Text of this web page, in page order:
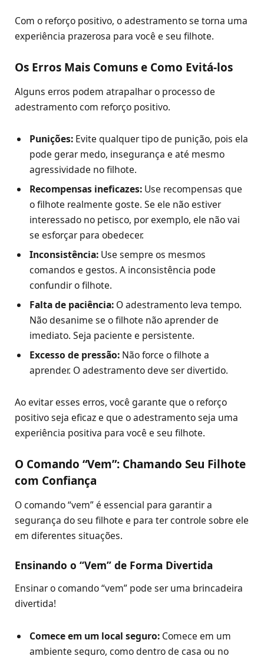
Com o reforço positivo, o adestramento se torna uma
experiência prazerosa para você e seu filhote.
Os Erros Mais Comuns e Como Evitá-los
Alguns erros podem atrapalhar o processo de
adestramento com reforço positivo.
Punições: Evite qualquer tipo de punição, pois ela
pode gerar medo, insegurança e até mesmo
agressividade no filhote.
Recompensas ineficazes: Use recompensas que
o filhote realmente goste. Se ele não estiver
interessado no petisco, por exemplo, ele não vai
se esforçar para obedecer.
Inconsistência: Use sempre os mesmos
comandos e gestos. A inconsistência pode
confundir o filhote.
Falta de paciência: O adestramento leva tempo.
Não desanime se o filhote não aprender de
imediato. Seja paciente e persistente.
Excesso de pressão: Não force o filhote a
aprender. O adestramento deve ser divertido.
Ao evitar esses erros, você garante que o reforço
positivo seja eficaz e que o adestramento seja uma
experiência positiva para você e seu filhote.
O Comando “Vem”: Chamando Seu Filhote
com Confiança
O comando “vem” é essencial para garantir a
segurança do seu filhote e para ter controle sobre ele
em diferentes situações.
Ensinando o “Vem” de Forma Divertida
Ensinar o comando “vem” pode ser uma brincadeira
divertida!
Comece em um local seguro: Comece em um
ambiente seguro, como dentro de casa ou no